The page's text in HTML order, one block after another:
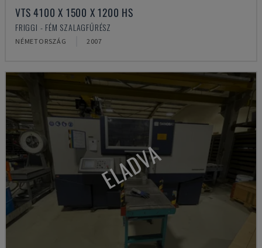
VTS 4100 X 1500 X 1200 HS
FRIGGI - FÉM SZALAGFŰRÉSZ
NÉMETORSZÁG 2007
ELADVA